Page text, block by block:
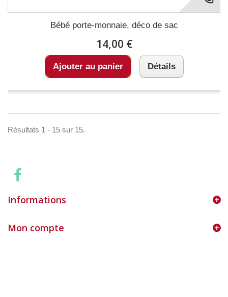
Bébé porte-monnaie, déco de sac
14,00 €
Ajouter au panier Détails
Résultats 1 - 15 sur 15.
Informations
Mon compte